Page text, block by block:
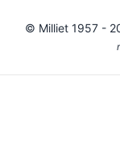
© Milliet1957 -